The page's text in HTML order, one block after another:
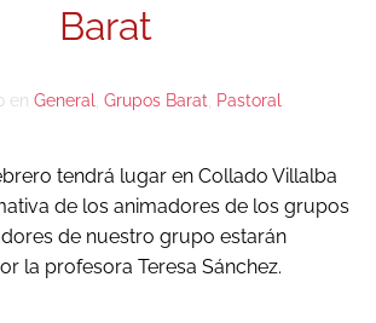
Barat
en General Grupos Barat Pastoral
tendrá lugar en Collado Villalba
de los animadores de los grupos
de nuestro grupo estarán
la profesora Teresa Sánchez.